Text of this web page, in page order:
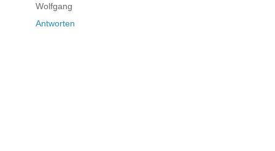
Wolfgang
Antworten